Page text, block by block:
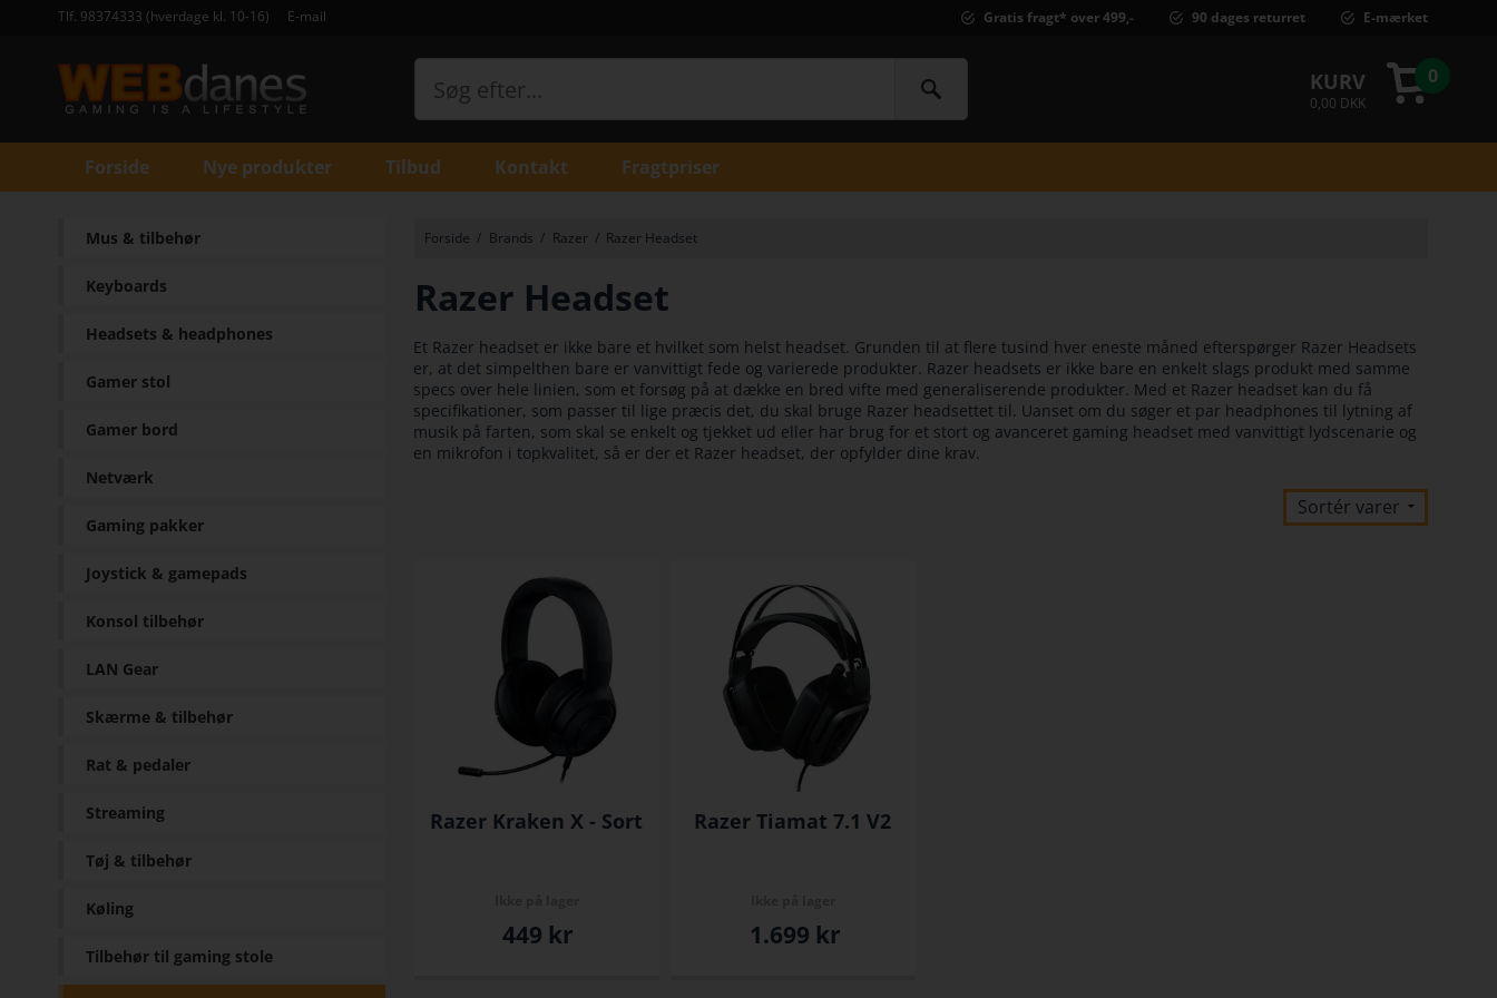
Tlf. 98374333 (hverdage kl. 10-16) E-mail Gratis fragt* over 499,- 90 dages returret E-mærket
KURV
0,00 DKK
0
Forside Nye produkter Tilbud Kontakt Fragtpriser
Forside / Brands / Razer / Razer Headset
Razer Headset
Et Razer headset er ikke bare et hvilket som helst headset. Grunden til at flere tusind hver eneste måned efterspørger Razer Headsets
er, at det simpelthen bare er vanvittigt fede og varierede produkter. Razer headsets er ikke bare en enkelt slags produkt med samme
specs over hele linien, som et forsøg på at dække en bred vifte med generaliserende produkter. Med et Razer headset kan du få
specifikationer, som passer til lige præcis det, du skal bruge Razer headsettet til. Uanset om du søger et par headphones til lytning af
musik på farten, som skal se enkelt og tjekket ud eller har brug for et stort og avanceret gaming headset med vanvittigt lydscenarie og
en mikrofon i topkvalitet, så er der et Razer headset, der opfylder dine krav.
Razer Kraken X - Sort
449 kr
Razer Tiamat 7.1 V2
1.699 kr
Mus & tilbehør
Keyboards
Headsets & headphones
Gamer stol
Gamer bord
Netværk
Gaming pakker
Joystick & gamepads
Konsol tilbehør
LAN Gear
Skærme & tilbehør
Rat & pedaler
Streaming
Tøj & tilbehør
Køling
Tilbehør til gaming stole